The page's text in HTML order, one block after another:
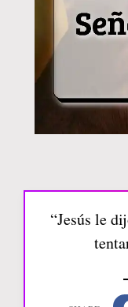
“Jesús le